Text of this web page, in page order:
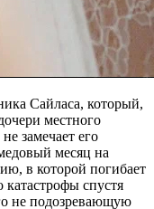
Сайласа, который,
местного
замечает его
месяц на
в которой погибает
спустя
не подозревающую